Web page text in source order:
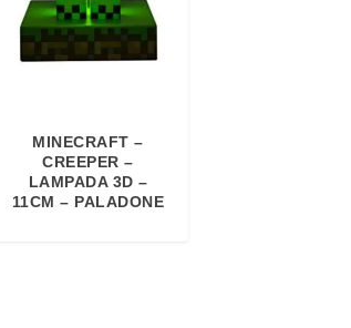
MINECRAFT –
CREEPER –
LAMPADA 3D –
11CM – PALADONE